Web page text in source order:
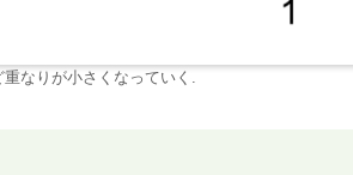
なりが小さくなっていく.